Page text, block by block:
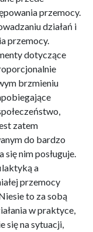
przemocy.
działań i
przemocy.
dotyczące
brzmieniu
zatem
do bardzo
nim posługuje.
a
przemocy
to za sobą
w praktyce,
się na sytuacji,